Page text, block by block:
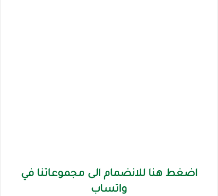
اضغط هنا للانضمام الى مجموعاتنا في
واتساب